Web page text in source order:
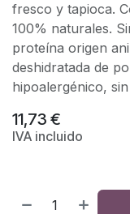
fresco y tapioca.
100% naturales.
proteína origen
deshidratada de
hipoalergénico,
11,73 €
IVA incluido